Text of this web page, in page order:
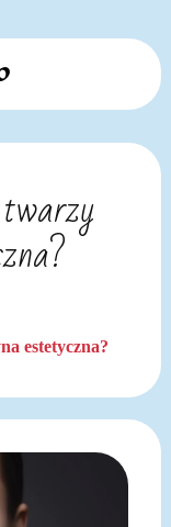
estetyczna?